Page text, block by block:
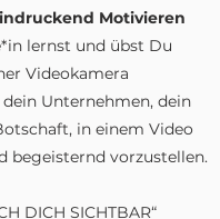
Motivieren
lernst und übst Du
Videokamera
Unternehmen, dein
in einem Video
begeisternd vorzustellen.
DICH SICHTBAR“